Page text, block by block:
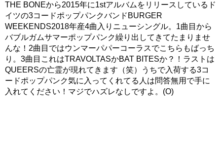
THE BONEから2015年に1stアルバムをリリースしているド
イツの3コードポップパンクバンドBURGER
WEEKENDS2018年産4曲入りニューシングル。1曲目から
バブルガムサマーポップパンク繰り出してきてたまりませ
んな！2曲目ではウンマーパパーコーラスでこちらもばっち
り。3曲目これはTRAVOLTASかBAT BITESか？！ラストは
QUEERSの亡霊が現れてきます（笑）うちで入荷する3コ
ードポップパンク気に入ってくれてる人は問答無用で手に
入れてください！マジでハズレなしですよ。(O)